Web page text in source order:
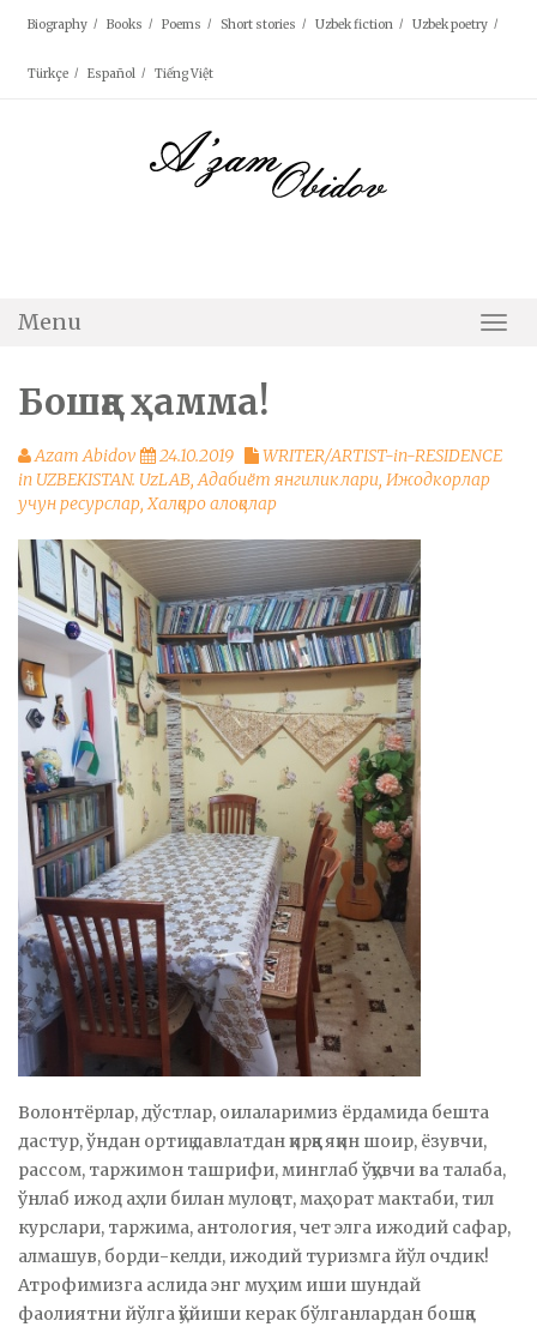
Biography Books Poems Short stories Uzbek fiction Uzbek poetry
Türkçe Español Tiếng Việt
Menu
Бошқа ҳамма!
Azam Abidov 24.10.2019
WRITER/ARTIST-in-RESIDENCE
in UZBEKISTAN. UzLAB,Адабиёт янгиликлари, Ижодкорлар
учун ресурслар,Халқаро алоқалар
Волонтёрлар, дўстлар, оилаларимиз ёрдамида бешта
дастур, ўндан ортиқ давлатдан қирққа яқин шоир, ёзувчи,
рассом, таржимон ташрифи, минглаб ўқувчи ва талаба,
ўнлаб ижод аҳли билан мулоқот, маҳорат мактаби, тил
курслари, таржима, антология, чет элга ижодий сафар,
алмашув, борди-келди, ижодий туризмга йўл очдик!
Атрофимизга аслида энг муҳим иши шундай
фаолиятни йўлга қўйиши керак бўлганлардан бошқа